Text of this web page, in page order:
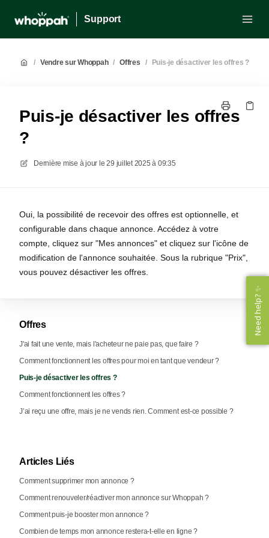
Support
/ Vendre sur Whoppah / Offres / Puis-je désactiver les offres ?
Puis-je désactiver les offres
?
Dernière mise à jour le 29 juillet 2025 à 09:35
Oui, la possibilité de recevoir des offres est optionnelle, et
configurable dans chaque annonce. Accédez à votre
compte, cliquez sur "Mes annonces" et cliquez sur l'icône de
modification de l'annonce souhaitée. Sous la rubrique "Prix",
vous pouvez désactiver les offres.
Offres
J'ai fait une vente, mais l'acheteur ne paie pas, que faire ?
Comment fonctionnent les offres pour moi en tant que vendeur ?
Puis-je désactiver les offres ?
Comment fonctionnent les offres ?
J’ai reçu une offre, mais je ne vends rien. Comment est-ce possible ?
Articles Liés
Comment supprimer mon annonce ?
Comment renouveler/réactiver mon annonce sur Whoppah ?
Comment puis-je booster mon annonce ?
Combien de temps mon annonce restera-t-elle en ligne ?
Need help? ✨
Need help? ✨